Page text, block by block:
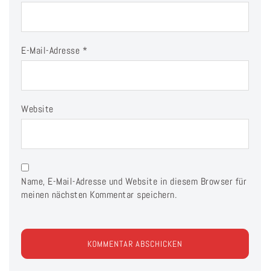
E-Mail-Adresse *
Website
Name, E-Mail-Adresse und Website in diesem Browser für
meinen nächsten Kommentar speichern.